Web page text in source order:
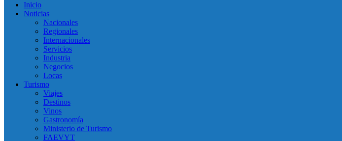
Inicio
Noticias
Nacionales
Regionales
Internacionales
Servicios
Industria
Negocios
Locas
Turismo
Viajes
Destinos
Vinos
Gastronomía
Ministerio de Turismo
FAEVYT